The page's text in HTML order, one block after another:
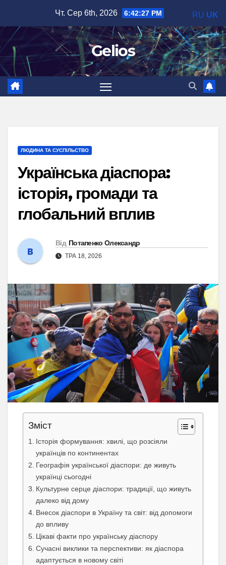
вмісту
Чт. Сер 6th, 2026 6:42:28 PM
Gelios
ЛЮДИНА ТА СУСПІЛЬСТВО
Українська діаспора:
історія, громади та
глобальний вплив
Від Потапенко Олександр
ТРА 18, 2026
Зміст
Історія формування: хвилі, що розсіяли
українців по континентах
Географія української діаспори: де живуть
українці сьогодні
Культурне серце діаспори: традиції, що живуть
далеко від дому
Внесок діаспори в Україну та світ: від допомоги
до впливу
Цікаві факти про українську діаспору
Сучасні виклики та перспективи: як діаспора
адаптується в новому світі
RU UK